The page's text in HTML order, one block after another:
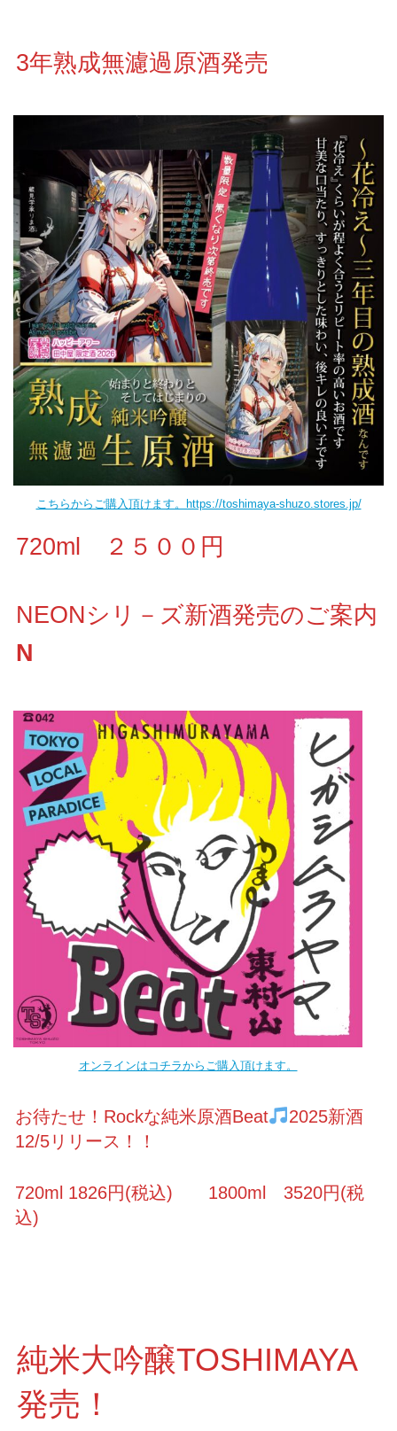
3年熟成無濾過原酒発売
こちらからご購入頂けます。https://toshimaya-shuzo.stores.jp/
720ml ２５００円
NEONシリ－ズ新酒発売のご案内
N
オンラインはコチラからご購入頂けます。
お待たせ！Rockな純米原酒Beat
2025新酒
12/5リリース！！
720ml 1826円(税込) 1800ml 3520円(税
込)
純米大吟醸TOSHIMAYA
発売！